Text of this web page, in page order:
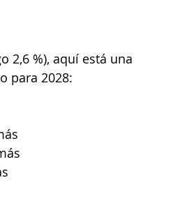
2,6 %), aquí está una
para 2028: